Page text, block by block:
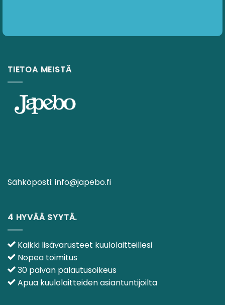
TIETOA MEISTÄ
Sähköposti: info@japebo.fi
4 HYVÄÄ SYYTÄ.
Kaikki lisävarusteet kuulolaitteillesi
Nopea toimitus
30 päivän palautusoikeus
Apua kuulolaitteiden asiantuntijoilta